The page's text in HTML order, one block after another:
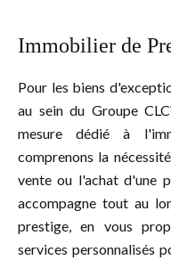
Immobilier de
Pour les biens
au sein du Groupe
mesure dédié à
comprenons la
vente ou l'achat d'une
accompagne tout au
prestige, en vous
services personnalisés